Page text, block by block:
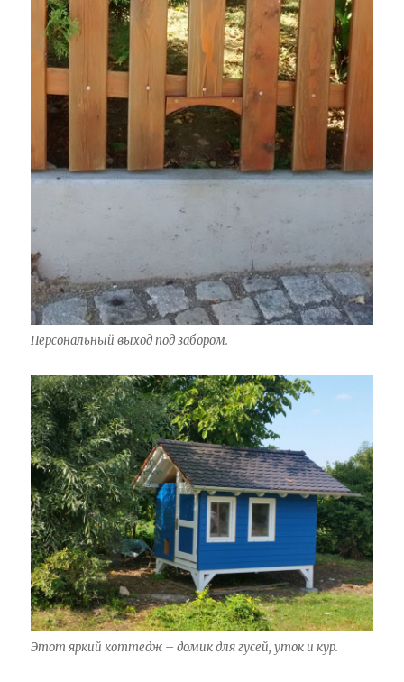
Персональный выход под забором.
Этот яркий коттедж – домик для гусей, уток и кур.